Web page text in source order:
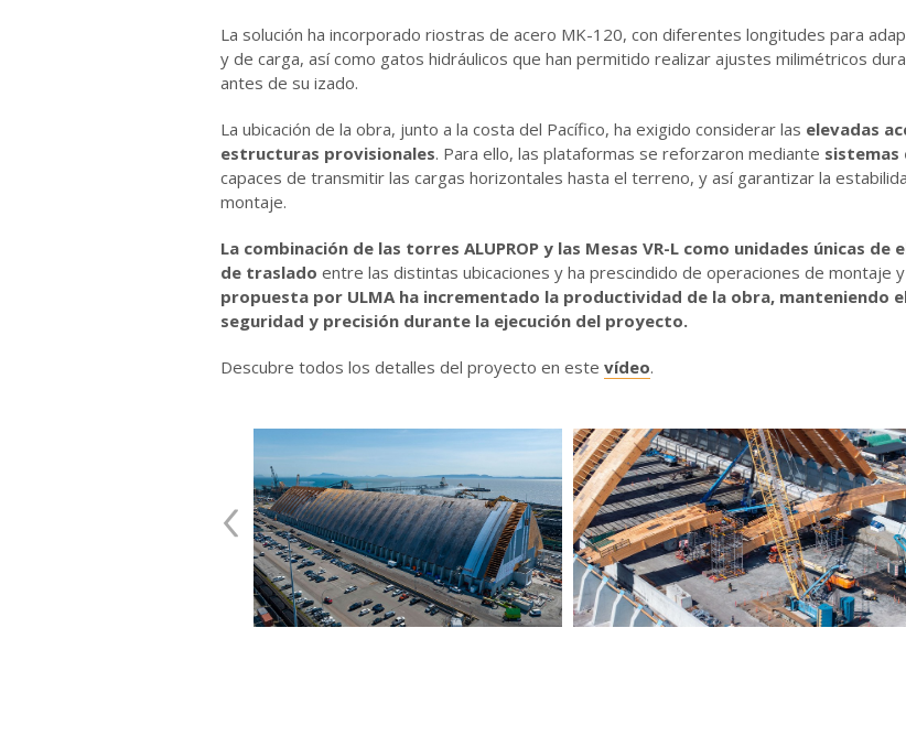
La solución ha incorporado riostras de acero MK-120, con diferentes longitudes para
y de carga, así como gatos hidráulicos que han permitido realizar ajustes milimétricos
antes de su izado.
La ubicación de la obra, junto a la costa del Pacífico, ha exigido considerar las elevadas
estructuras provisionales. Para ello, las plataformas se reforzaron mediante
capaces de transmitir las cargas horizontales hasta el terreno, y así garantizar la
montaje.
La combinación de las torres ALUPROP y las Mesas VR-L como unidades únicas
de traslado entre las distintas ubicaciones y ha prescindido de operaciones de montaje
propuesta por ULMA ha incrementado la productividad de la obra, manteniendo
seguridad y precisión durante la ejecución del proyecto.
Descubre todos los detalles del proyecto en este vídeo.
‹